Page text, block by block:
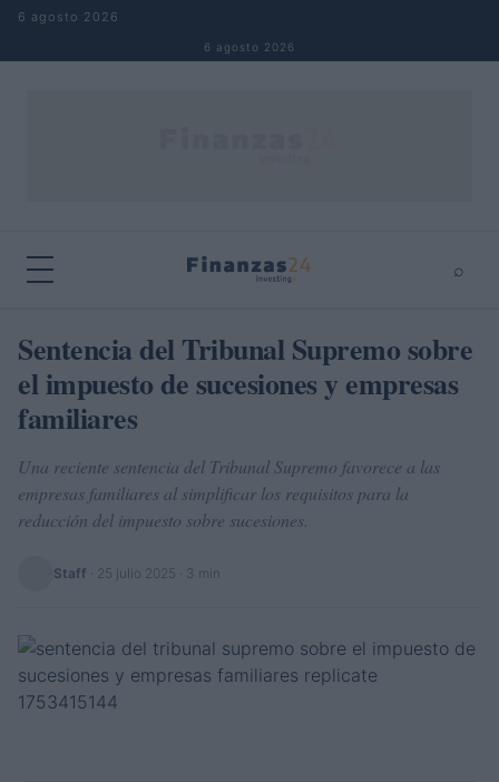
Saltar al contenido
6 agosto 2026
6 agosto 2026
⌕
Buscar ⌕ ×
Sentencia del Tribunal Supremo sobre
el impuesto de sucesiones y empresas
familiares
Una reciente sentencia del Tribunal Supremo favorece a las
empresas familiares al simplificar los requisitos para la
reducción del impuesto sobre sucesiones.
Staff 25 julio 2025 · 3 min